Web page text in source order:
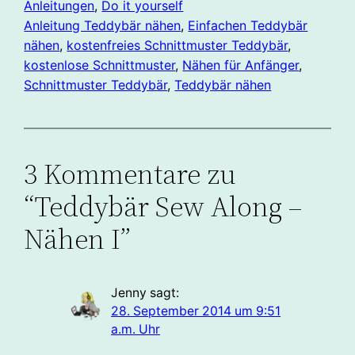
Anleitungen, Do it yourself
Anleitung Teddybär nähen, Einfachen Teddybär
nähen, kostenfreies Schnittmuster Teddybär
kostenlose Schnittmuster, Nähen für Anfänger
Schnittmuster Teddybär, Teddybär nähen
3 Kommentare zu
“Teddybär Sew Along –
Nähen I”
Jenny sagt:
28. September 2014 um 9:51
a.m. Uhr